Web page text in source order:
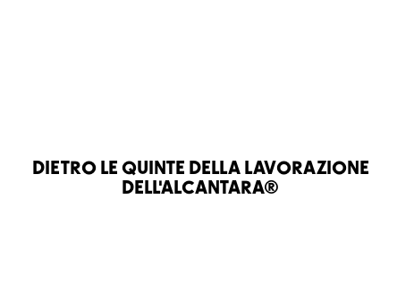
DIETRO LE QUINTE DELLA LAVORAZIONE
DELL'ALCANTARA®